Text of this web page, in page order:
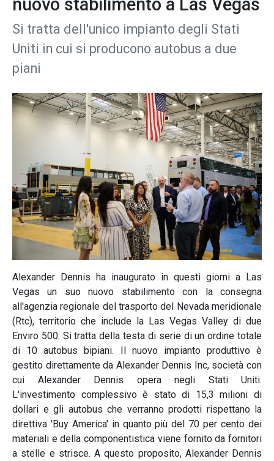
nuovo stabilimento a Las Vegas
Si tratta dell'unico impianto degli Stati
Uniti in cui si producono autobus a due
piani
Alexander Dennis ha inaugurato in questi giorni a Las
Vegas un suo nuovo stabilimento con la consegna
all'agenzia regionale del trasporto del Nevada meridionale
(Rtc), territorio che include la Las Vegas Valley di due
Enviro 500. Si tratta della testa di serie di un ordine totale
di 10 autobus bipiani. Il nuovo impianto produttivo è
gestito direttamente da Alexander Dennis Inc, società con
cui Alexander Dennis opera negli Stati Uniti.
L'investimento complessivo è stato di 15,3 milioni di
dollari e gli autobus che verranno prodotti rispettano la
direttiva 'Buy America' in quanto più del 70 per cento dei
materiali e della componentistica viene fornito da fornitori
a stelle e strisce. A questo proposito, Alexander Dennis